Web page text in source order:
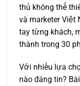
thủ không thể
và marketer Việt
tay từng khách,
thành trong 30
Với nhiều lựa
nào đáng tin?